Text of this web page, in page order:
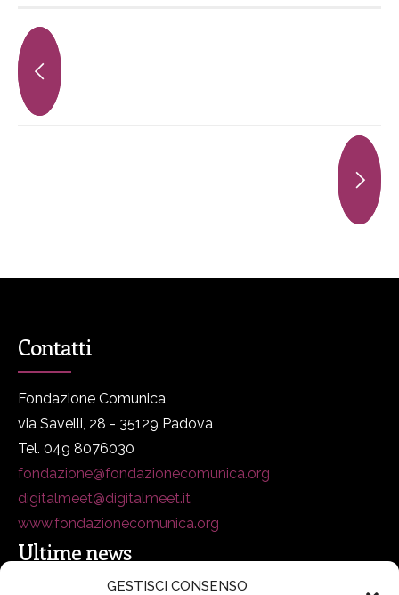
GESTISCI CONSENSO
Contatti
Fondazione Comunica
via Savelli, 28 - 35129 Padova
Tel. 049 8076030
fondazione@fondazionecomunica.org
digitalmeet@digitalmeet.it
www.fondazionecomunica.org
Ultime news